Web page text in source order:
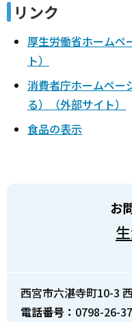
リンク
厚生労働省ホームペ
ト）
消費者庁ホームペー
る）（外部サイト）
食品の表示
お
西宮市六湛寺町10-3
電話番号： 0798-26-